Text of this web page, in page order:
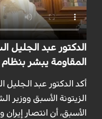
الدكتور عبد الجليل
المقاومة يبشر
أكد الدكتور عبد
الزيتونة الأسبق ووزير
الأسبق، أن انتصار